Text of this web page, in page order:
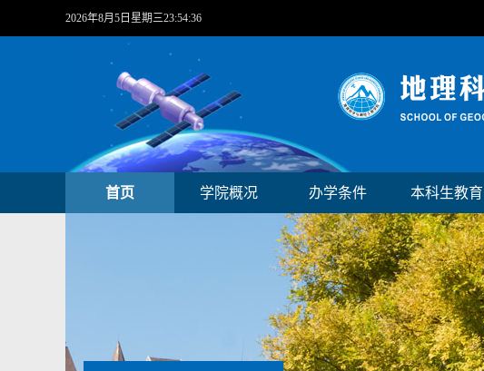
2026年8月5日星期三23:54:36
首页 学院概况 办学条件 本科生教育